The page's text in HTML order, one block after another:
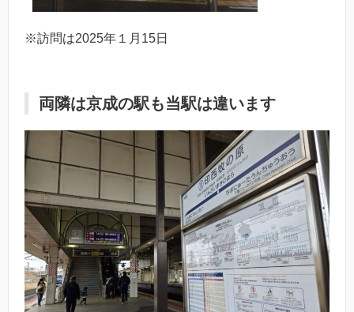
※訪問は2025年１月15日
両隣は京成の駅も当駅は違います